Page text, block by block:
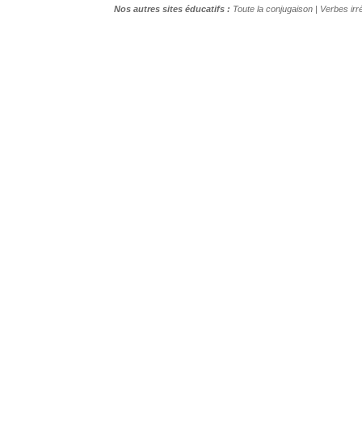
Nos autres sites éducatifs : Toute la conjugaison| Verbes